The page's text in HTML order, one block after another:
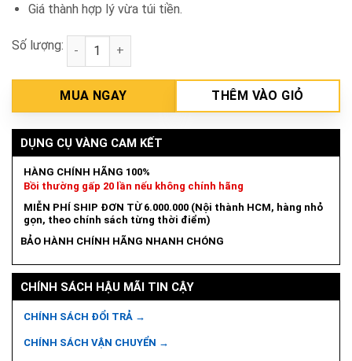
Giá thành hợp lý vừa túi tiền.
Số lượng: Béc cắt gió đá 100 #1 Asaki AK-2067 số lượng
MUA NGAY THÊM VÀO GIỎ
DỤNG CỤ VÀNG CAM KẾT
HÀNG CHÍNH HÃNG 100%
Bồi thường gấp 20 lần nếu không chính hãng
MIỄN PHÍ SHIP ĐƠN TỪ 6.000.000 (Nội thành HCM, hàng nhỏ
gọn, theo chính sách từng thời điểm)
BẢO HÀNH CHÍNH HÃNG NHANH CHÓNG
CHÍNH SÁCH HẬU MÃI TIN CẬY
CHÍNH SÁCH ĐỔI TRẢ →
CHÍNH SÁCH VẬN CHUYỂN →